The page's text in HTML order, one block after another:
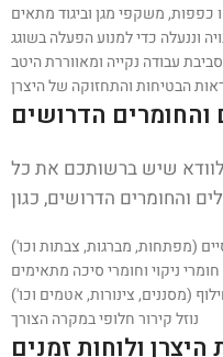
כפפות, משקפי מגן וביגוד מתאים
וננעלה כדי למנוע הפעלה בשוגג
עבודה נקייה ומאווררת היטב
הבטיחות והתחזוקה של היצרן
והחומרים הדרושים
שיש ברשותכם את כל
(מפתחות, מברגות, צבתות וכו')
חומרי ניקוי וחומרי סיכה מתאימים
(מסננים, צינורות, אטמים וכו')
נוזל קירור חלופי במקרה הצורך
ולוחות זמנים